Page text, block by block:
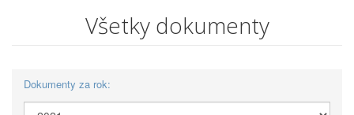
Všetky dokumenty
Dokumenty za rok: